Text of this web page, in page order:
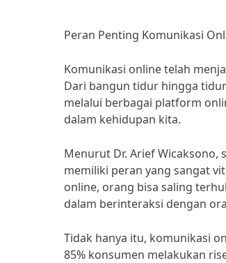
Peran Penting Komunikasi
Komunikasi online telah
Dari bangun tidur hingga
melalui berbagai platform
dalam kehidupan kita.
Menurut Dr. Arief
memiliki peran yang sangat
online, orang bisa saling
dalam berinteraksi dengan
Tidak hanya itu, komunikasi
85% konsumen melakukan